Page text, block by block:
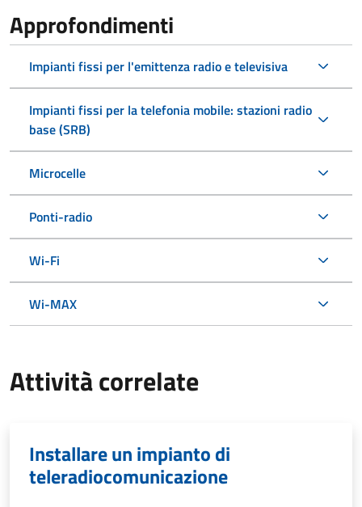
Approfondimenti
Impianti fissi per l'emittenza radio e televisiva
Impianti fissi per la telefonia mobile: stazioni radio
base (SRB)
Microcelle
Ponti-radio
Wi-Fi
Wi-MAX
Attività correlate
Installare un impianto di
teleradiocomunicazione